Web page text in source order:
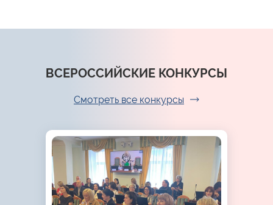
ВСЕРОССИЙСКИЕ КОНКУРСЫ
Смотреть все конкурсы